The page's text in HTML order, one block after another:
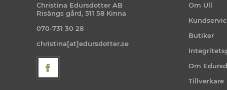
Christina Edursdotter AB
Risängs gård, 511 58 Kinna
070-731 30 28
christina[at]edursdotter.se
Om Ull
Butiker
Om
Tillverkare